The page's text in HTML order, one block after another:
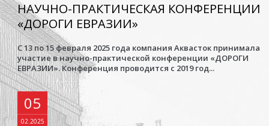
НАУЧНО-ПРАКТИЧЕСКАЯ КОНФЕРЕНЦИИ
«ДОРОГИ ЕВРАЗИИ»
С 13 по 15 февраля 2025 года компания Аквасток принимала
участие в научно-практической конференции «ДОРОГИ
ЕВРАЗИИ». Конференция проводится с 2019 год...
05
02.2025